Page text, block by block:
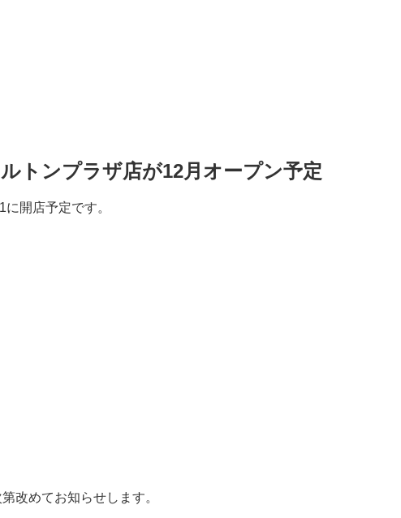
トンプラザ店が12月オープン予定
開店予定です。
改めてお知らせします。